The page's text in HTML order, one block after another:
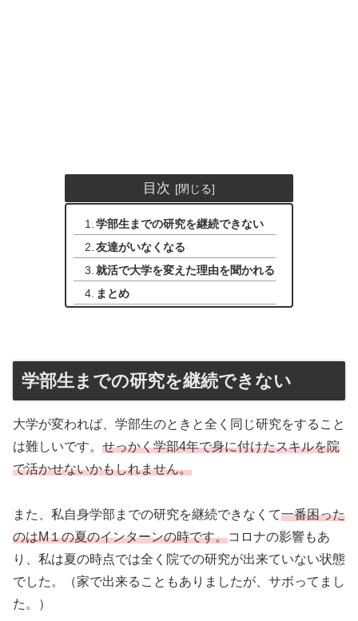
目次
学部生までの研究を継続できない
友達がいなくなる
就活で大学を変えた理由を聞かれる
まとめ
学部生までの研究を継続できない
大学が変われば、学部生のときと全く同じ研究をすること
は難しいです。 せっかく学部4年で身に付けたスキルを院
で活かせないかもしれません。
また、私自身学部までの研究を継続できなくて一番困った
のはM１の夏のインターンの時です。コロナの影響もあ
り、私は夏の時点では全く院での研究が出来ていない状態
でした。（家で出来ることもありましたが、サボってまし
た。）